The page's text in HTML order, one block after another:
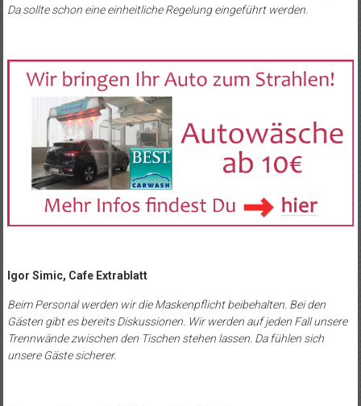
Da sollte schon eine einheitliche Regelung eingeführt werden.
Igor Simic, Cafe Extrablatt
Beim Personal werden wir die Maskenpflicht beibehalten. Bei den
Gästen gibt es bereits Diskussionen. Wir werden auf jeden Fall unsere
Trennwände zwischen den Tischen stehen lassen. Da fühlen sich
unsere Gäste sicherer.